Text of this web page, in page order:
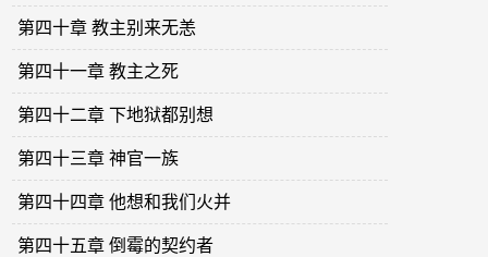
第四十章 教主别来无恙
第四十一章 教主之死
第四十二章 下地狱都别想
第四十三章 神官一族
第四十四章 他想和我们火并
第四十五章 倒霉的契约者